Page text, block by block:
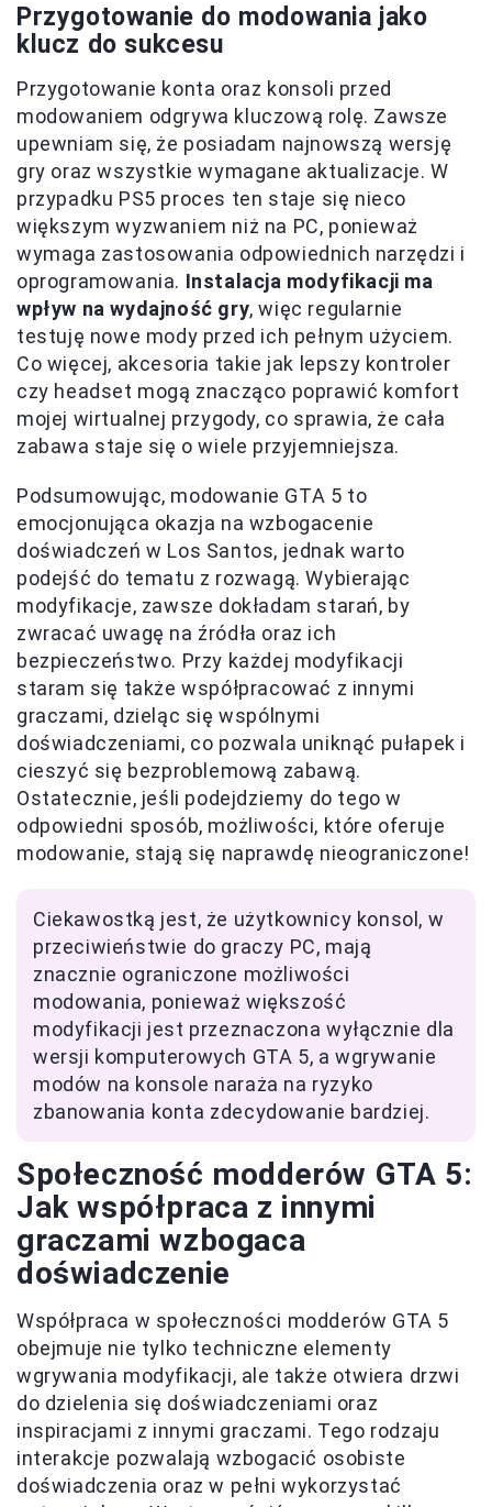
Przygotowanie do modowania jako
klucz do sukcesu
Przygotowanie konta oraz konsoli przed
modowaniem odgrywa kluczową rolę. Zawsze
upewniam się, że posiadam najnowszą wersję
gry oraz wszystkie wymagane aktualizacje. W
przypadku PS5 proces ten staje się nieco
większym wyzwaniem niż na PC, ponieważ
wymaga zastosowania odpowiednich narzędzi i
oprogramowania. Instalacja modyfikacji ma
wpływ na wydajność gry, więc regularnie
testuję nowe mody przed ich pełnym użyciem.
Co więcej, akcesoria takie jak lepszy kontroler
czy headset mogą znacząco poprawić komfort
mojej wirtualnej przygody, co sprawia, że cała
zabawa staje się o wiele przyjemniejsza.
Podsumowując, modowanie GTA 5 to
emocjonująca okazja na wzbogacenie
doświadczeń w Los Santos, jednak warto
podejść do tematu z rozwagą. Wybierając
modyfikacje, zawsze dokładam starań, by
zwracać uwagę na źródła oraz ich
bezpieczeństwo. Przy każdej modyfikacji
staram się także współpracować z innymi
graczami, dzieląc się wspólnymi
doświadczeniami, co pozwala uniknąć pułapek i
cieszyć się bezproblemową zabawą.
Ostatecznie, jeśli podejdziemy do tego w
odpowiedni sposób, możliwości, które oferuje
modowanie, stają się naprawdę nieograniczone!
Ciekawostką jest, że użytkownicy konsol, w
przeciwieństwie do graczy PC, mają
znacznie ograniczone możliwości
modowania, ponieważ większość
modyfikacji jest przeznaczona wyłącznie dla
wersji komputerowych GTA 5, a wgrywanie
modów na konsole naraża na ryzyko
zbanowania konta zdecydowanie bardziej.
Społeczność modderów GTA 5:
Jak współpraca z innymi
graczami wzbogaca
doświadczenie
Współpraca w społeczności modderów GTA 5
obejmuje nie tylko techniczne elementy
wgrywania modyfikacji, ale także otwiera drzwi
do dzielenia się doświadczeniami oraz
inspiracjami z innymi graczami. Tego rodzaju
interakcje pozwalają wzbogacić osobiste
doświadczenia oraz w pełni wykorzystać